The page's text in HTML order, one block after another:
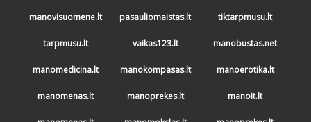
manovisuomene.lt pasauliomaistas.lt tiktarpmusu.lt
tarpmusu.lt vaikas123.lt manobustas.net
manomedicina.lt manokompasas.lt manoerotika.lt
manomenas.lt manoprekes.lt manoit.lt